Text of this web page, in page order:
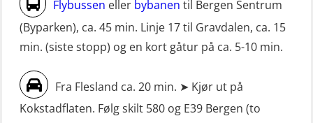
FF1200 (OSE1424)
Livbåtfører grunnkurs m/E-læring
FF1200 simulator (OSEBLE007)
Livbåtfører grunnkurs m/E-læring
FF48 og FF1000D (OSEBLE004)
(MBS125)
Sikkerhetskurs for ansatte på
oppdrettsanlegg (LBS100)
Sjøfolk med særskilte sikringsplikter
(MBS1191)
Flybussen eller bybanen til Bergen Sentrum
(Byparken), ca. 45 min. Linje 17 til Gravdalen, ca. 15
min. (siste stopp) og en kort gåtur på ca. 5-10 min.
Fra Flesland ca. 20 min. ➤ Kjør ut på
Kokstadflaten. Følg skilt 580 og E39 Bergen (to